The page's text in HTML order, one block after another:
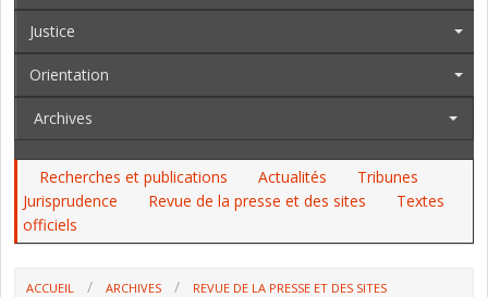
Justice
Orientation
Archives
Recherches et publications Actualités
Tribunes
Jurisprudence
Revue de la presse et des sites
Textes
officiels
ACCUEIL ARCHIVES
REVUE DE LA PRESSE ET DES SITES